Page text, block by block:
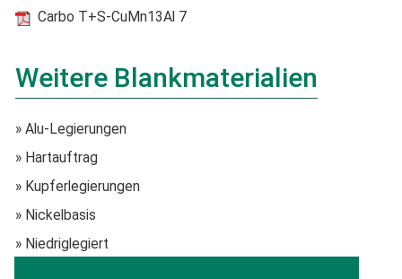
Carbo T+S-CuMn13Al 7
Weitere Blankmaterialien
» Alu-Legierungen
» Hartauftrag
» Kupferlegierungen
» Nickelbasis
» Niedriglegiert